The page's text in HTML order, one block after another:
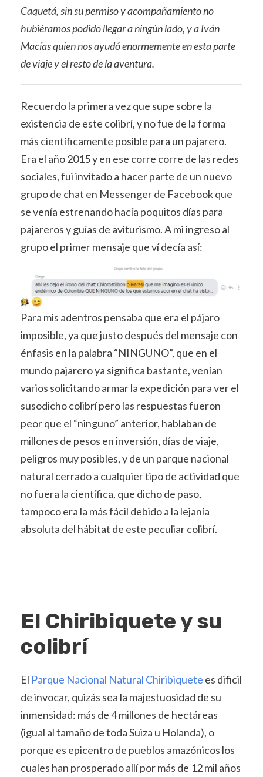
Caquetá, sin su permiso y acompañamiento no
hubiéramos podido llegar a ningún lado, y a Iván
Macías quien nos ayudó enormemente en esta parte
de viaje y el resto de la aventura.
Recuerdo la primera vez que supe sobre la
existencia de este colibrí, y no fue de la forma
más científicamente posible para un pajarero.
Era el año 2015 y en ese corre corre de las redes
sociales, fui invitado a hacer parte de un nuevo
grupo de chat en Messenger de Facebook que
se venía estrenando hacía poquitos días para
pajareros y guías de aviturismo. A mi ingreso al
grupo el primer mensaje que ví decía así:
Para mis adentros pensaba que era el pájaro
imposible, ya que justo después del mensaje con
énfasis en la palabra “NINGUNO”, que en el
mundo pajarero ya significa bastante, venían
varios solicitando armar la expedición para ver el
susodicho colibrí pero las respuestas fueron
peor que el “ninguno” anterior, hablaban de
millones de pesos en inversión, días de viaje,
peligros muy posibles, y de un parque nacional
natural cerrado a cualquier tipo de actividad que
no fuera la científica, que dicho de paso,
tampoco era la más fácil debido a la lejanía
absoluta del hábitat de este peculiar colibrí.
El Chiribiquete y su
colibrí
El Parque Nacional Natural Chiribiquete es dificil
de invocar, quizás sea la majestuosidad de su
inmensidad: más de 4 millones de hectáreas
(igual al tamaño de toda Suiza u Holanda), o
porque es epicentro de pueblos amazónicos los
cuales han prosperado allí por más de 12 mil años